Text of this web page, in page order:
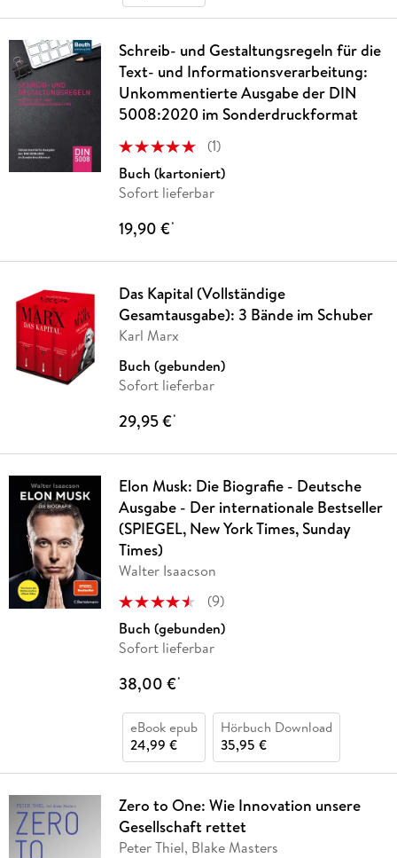
Schreib- und Gestaltungsregeln für die
Text- und Informationsverarbeitung:
Unkommentierte Ausgabe der DIN
5008:2020 im Sonderdruckformat
(1)
Buch (kartoniert)
Sofort lieferbar
19,90 €*
Das Kapital (Vollständige
Gesamtausgabe): 3 Bände im Schuber
Karl Marx
Buch (gebunden)
Sofort lieferbar
29,95 €*
Elon Musk: Die Biografie - Deutsche
Ausgabe - Der internationale Bestseller
(SPIEGEL, New York Times, Sunday
Times)
Walter Isaacson
(9)
Buch (gebunden)
Sofort lieferbar
38,00 €*
eBook epub
24,99 €
Hörbuch Download
35,95 €
Zero to One: Wie Innovation unsere
Gesellschaft rettet
Peter Thiel, Blake Masters